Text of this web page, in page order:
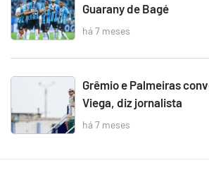
Guarany de Bagé
há 7 meses
Grêmio e Palmeiras
Viega, diz jornalista
há 7 meses